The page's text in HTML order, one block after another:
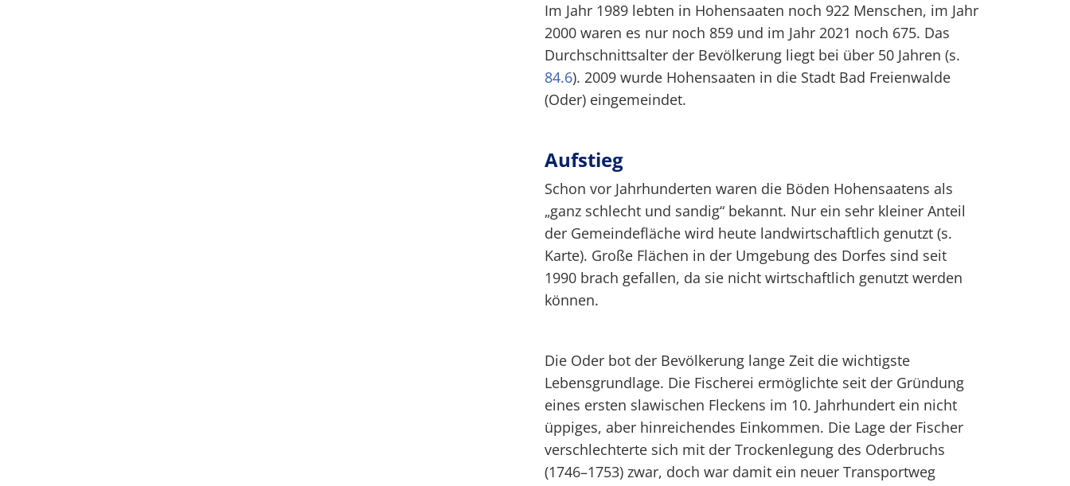
Im Jahr 1989 lebten in Hohensaaten noch 922 Menschen, im Jahr
2000 waren es nur noch 859 und im Jahr 2021 noch 675. Das
Durchschnittsalter der Bevölkerung liegt bei über 50 Jahren (s.
84.6). 2009 wurde Hohensaaten in die Stadt Bad Freienwalde
(Oder) eingemeindet.
Aufstieg
Schon vor Jahrhunderten waren die Böden Hohensaatens als
„ganz schlecht und sandig“ bekannt. Nur ein sehr kleiner Anteil
der Gemeindefläche wird heute landwirtschaftlich genutzt (s.
Karte). Große Flächen in der Umgebung des Dorfes sind seit
1990 brach gefallen, da sie nicht wirtschaftlich genutzt werden
können.
Die Oder bot der Bevölkerung lange Zeit die wichtigste
Lebensgrundlage. Die Fischerei ermöglichte seit der Gründung
eines ersten slawischen Fleckens im 10. Jahrhundert ein nicht
üppiges, aber hinreichendes Einkommen. Die Lage der Fischer
verschlechterte sich mit der Trockenlegung des Oderbruchs
(1746–1753) zwar, doch war damit ein neuer Transportweg